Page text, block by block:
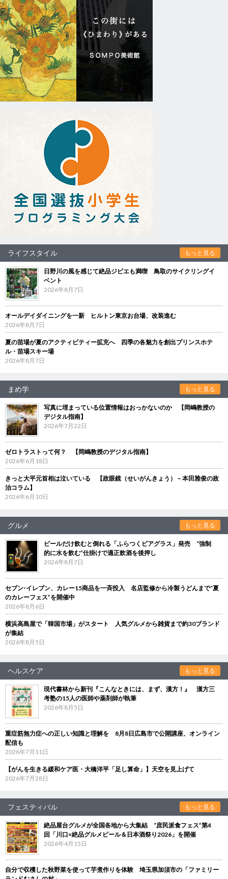
ライフスタイル もっと見る
日野川の風を感じて絶品ジビエも満喫 鳥取のサイクリングイ
ベント
2026年8月7日
オールデイダイニングを一新 ヒルトン東京お台場、改装進む
2026年8月7日
夏の苗場が夏のアクティビティー拡充へ 四季の各魅力を創出プリンスホテ
ル・苗場スキー場
2026年8月7日
まめ学 もっと見る
写真に埋まっている位置情報はおっかないのか 【岡嶋教授の
デジタル指南】
2026年7月22日
ゼロトラストって何？ 【岡嶋教授のデジタル指南】
2026年6月18日
きっと大平元首相は泣いている 【政眼鏡（せいがんきょう）－本田雅俊の政
治コラム】
2026年6月10日
グルメ もっと見る
ビールだけ飲むと倒れる「ふらつくビアグラス」発売 “強制
的に水を飲む”仕掛けで適正飲酒を後押し
2026年8月7日
セブン‐イレブン、カレー15商品を一斉投入 名店監修から冷製うどんまで“夏
のカレーフェス”を開催中
2026年8月6日
横浜高島屋で「韓国市場」がスタート 人気グルメから雑貨まで約30ブランド
が集結
2026年8月5日
ヘルスケア もっと見る
現代書林から新刊『こんなときには、まず、漢方！』 漢方三
考塾の15人の医師や薬剤師が執筆
2026年8月5日
重症筋無力症への正しい知識と理解を 8月8日広島市で公開講座、オンライン
配信も
2026年7月31日
【がんを生きる緩和ケア医・大橋洋平「足し算命」】天空を見上げて
2026年7月28日
フェスティバル もっと見る
絶品屋台グルメが全国各地から大集結 “庶民派食フェス”第4
回「川口×絶品グルメビール＆日本酒祭り2026」を開催
2026年4月15日
自分で収穫した秋野菜を使って芋煮作りを体験 埼玉県加須市の「ファミリー